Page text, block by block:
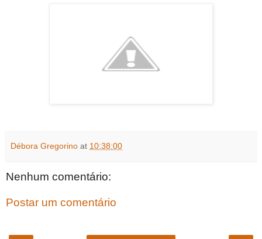
Débora Gregorino at 10:38:00
Nenhum comentário:
Postar um comentário